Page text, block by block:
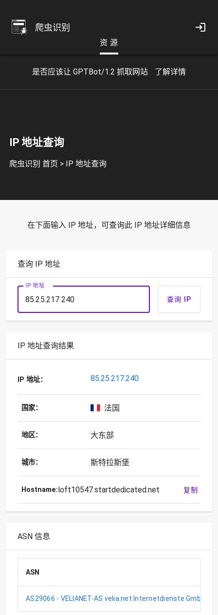
爬虫识别
资 源
是否应该让 GPTBot/1.2 抓取网站 了解详情
IP 地址查询
爬虫识别 首页 > IP 地址查询
在下面输入 IP 地址，可查询此 IP 地址详细信息
查询 IP 地址
IP 地址
查询 IP
IP 地址查询结果
IP 地址： 85.25.217.240
国家： 法国
地区： 大东部
城市： 斯特拉斯堡
Hostname:loft10547.startdedicated.net 复制
ASN 信息
ASN
AS29066 - VELIANET-AS velia.net Internetdienste GmbH